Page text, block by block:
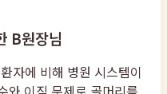
B원장님
자에 비해 병원 시스템이